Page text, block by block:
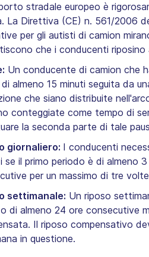
stradale europeo è
La Direttiva (CE) n. 561/2006
per gli autisti di camion
che i conducenti riposino
Un conducente di camion che
di almeno 15 minuti seguita da
che siano distribuite
conteggiate come tempo di
la seconda parte di tale
giornaliero: I conducenti
se il primo periodo è di almeno
per un massimo di tre
settimanale: Un riposo
di almeno 24 ore consecutive
Il riposo compensativo
in questione.